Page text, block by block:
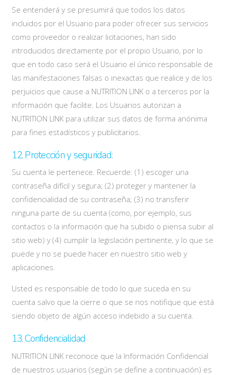
Se entenderá y se presumirá que todos los datos
incluidos por el Usuario para poder ofrecer sus servicios
como proveedor o realizar licitaciones, han sido
introducidos directamente por el propio Usuario, por lo
que en todo caso será el Usuario el único responsable de
las manifestaciones falsas o inexactas que realice y de los
perjuicios que cause a NUTRITION LINK o a terceros por la
información que facilite. Los Usuarios autorizan a
NUTRITION LINK para utilizar sus datos de forma anónima
para fines estadísticos y publicitarios.
12. Protección y seguridad:
Su cuenta le pertenece. Recuerde: (1) escoger una
contraseña difícil y segura; (2) proteger y mantener la
confidencialidad de su contraseña; (3) no transferir
ninguna parte de su cuenta (como, por ejemplo, sus
contactos o la información que ha subido o piensa subir al
sitio web) y (4) cumplir la legislación pertinente, y lo que se
puede y no se puede hacer en nuestro sitio web y
aplicaciones.
Usted es responsable de todo lo que suceda en su
cuenta salvo que la cierre o que se nos notifique que está
siendo objeto de algún acceso indebido a su cuenta.
13. Confidencialidad
NUTRITION LINK reconoce que la Información Confidencial
de nuestros usuarios (según se define a continuación) es